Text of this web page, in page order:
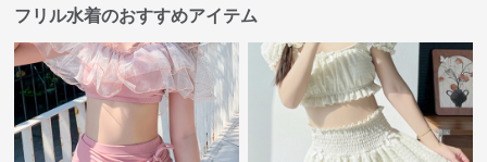
フリル水着のおすすめアイテム